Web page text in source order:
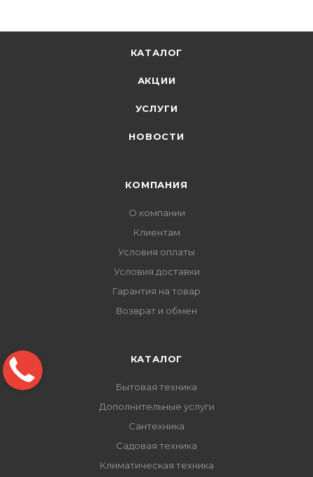
КАТАЛОГ
АКЦИИ
УСЛУГИ
НОВОСТИ
КОМПАНИЯ
О компании
Клиентам
Условия оплаты
Условия доставки
Гарантия на товар
Возврат и обмен
КАТАЛОГ
Бытовая техника
Дополнительные услуги
Сантехника
Садовая техника
Климатическая техника